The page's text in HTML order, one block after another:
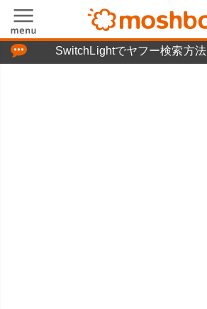
SwitchLightでヤフー検索方法
「つぶやき」の使い方